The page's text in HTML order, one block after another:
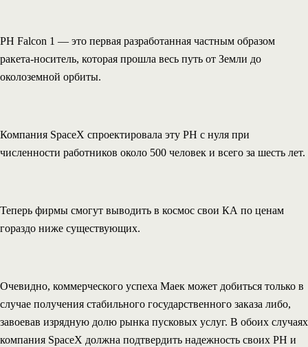
РН Falcon 1 — это первая разработанная частным образом
ракета-носитель, которая прошла весь путь от Земли до
околоземной орбиты.
Компания SpaceX спроектировала эту РН с нуля при
численности работников около 500 человек и всего за шесть лет.
Теперь фирмы смогут выводить в космос свои КА по ценам
гораздо ниже существующих.
Очевидно, коммерческого успеха Маек может добиться только в
случае получения стабильного государственного заказа либо,
завоевав изрядную долю рынка пусковых услуг. В обоих случаях
компания SpaceX должна подтвердить надежность своих РН и